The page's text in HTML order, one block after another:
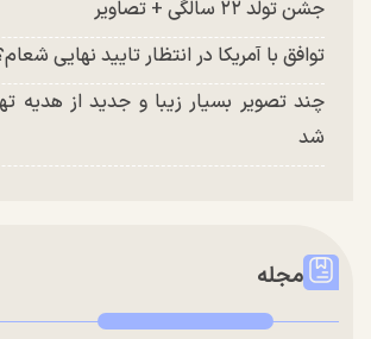
جشن تولد ۲۲ سالگی + تصاویر
توافق با آمریکا در انتظار تایید نهایی
چند تصویر بسیار زیبا و جدید از هدیه
شد
مجله